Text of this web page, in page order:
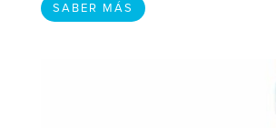
SABER MÁS